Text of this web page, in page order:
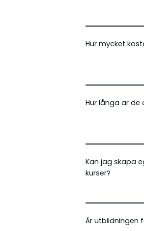
Hur mycket
Hur långa är de
Kan jag skapa
kurser?
Är utbildningen